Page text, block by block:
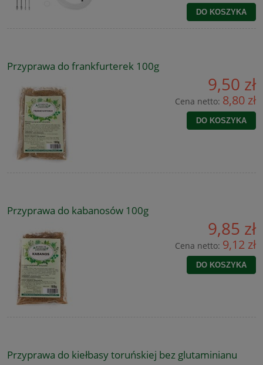
DO KOSZYKA
Przyprawa do frankfurterek 100g
9,50 zł
Cena netto: 8,80 zł
DO KOSZYKA
Przyprawa do kabanosów 100g
9,85 zł
Cena netto: 9,12 zł
DO KOSZYKA
Przyprawa do kiełbasy toruńskiej bez glutaminianu